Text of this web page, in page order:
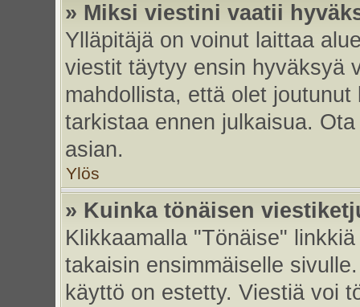
» Miksi viestini vaatii
Ylläpitäjä on voinut laittaa
viestit täytyy ensin hyväksyä
mahdollista, että olet
tarkistaa ennen julkaisua.
asian.
Ylös
» Kuinka tönäisen
Klikkaamalla "Tönäise"
takaisin ensimmäiselle
käyttö on estetty. Viestiä voi